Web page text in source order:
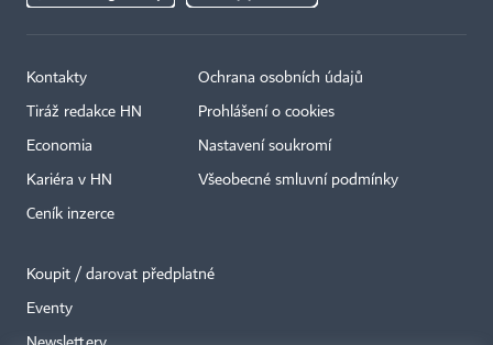
Kontakty
Tiráž redakce HN
Economia
Kariéra v HN
Ceník inzerce
Ochrana osobních údajů
Prohlášení o cookies
Nastavení soukromí
Všeobecné smluvní podmínky
Koupit / darovat předplatné
Eventy